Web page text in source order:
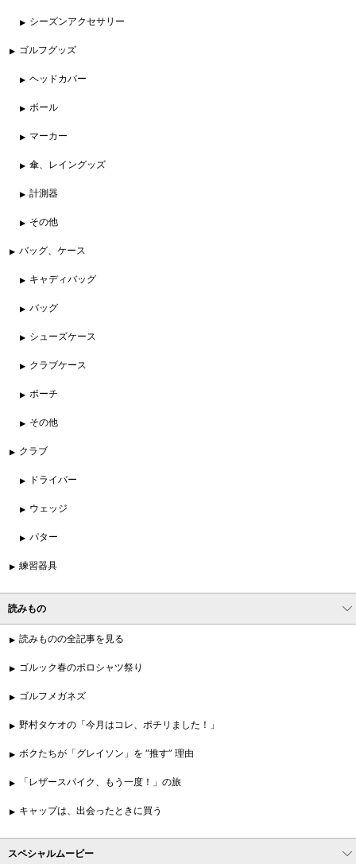
シーズンアクセサリー
ゴルフグッズ
ヘッドカバー
ボール
マーカー
傘、レイングッズ
計測器
その他
バッグ、ケース
キャディバッグ
バッグ
シューズケース
クラブケース
ポーチ
その他
クラブ
ドライバー
ウェッジ
パター
練習器具
読みもの
読みものの全記事を見る
ゴルック春のポロシャツ祭り
ゴルフメガネズ
野村タケオの「今月はコレ、ポチリました！」
ボクたちが「グレイソン」を “推す” 理由
「レザースパイク、もう一度！」の旅
キャップは、出会ったときに買う
スペシャルムービー